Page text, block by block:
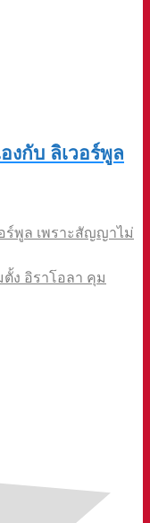
งกับ ลิเวอร์พูล
ร์พูล เพราะสัญญาไม่
ตั้ง อิราโอลา คุม